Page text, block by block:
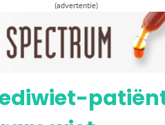
aan de Canadese
(advertentie)